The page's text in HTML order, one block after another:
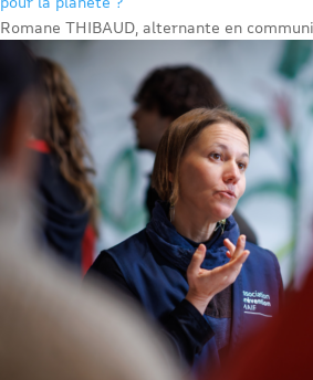
Romane THIBAUD, alternante en